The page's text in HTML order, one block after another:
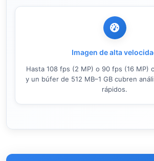
Imagen de alta
Hasta 108 fps (2 MP) o 90 fps (16 MP)
y un búfer de 512 MB–1 GB cubren
rápidos.